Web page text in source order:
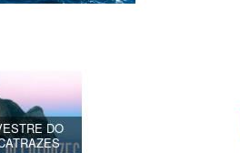
DO